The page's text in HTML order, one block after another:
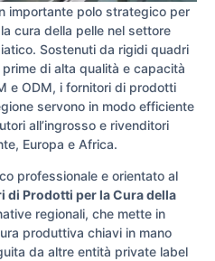
importante polo strategico per
cura della pelle nel settore
Sostenuti da rigidi quadri
di alta qualità e capacità
e ODM, i fornitori di prodotti
servono in modo efficiente
all’ingrosso e rivenditori
Europa e Africa.
professionale e orientato al
di Prodotti per la Cura della
regionali, che mette in
produttiva chiavi in mano
da altre entità private label